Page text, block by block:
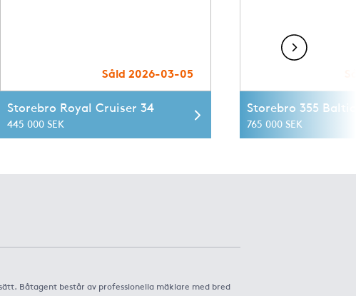
Såld 2026-03-05
Storebro Royal Cruiser 34
445 000 SEK
Storebro 355 Baltic
765 000 SEK
Båtagent består av professionella mäklare med bred